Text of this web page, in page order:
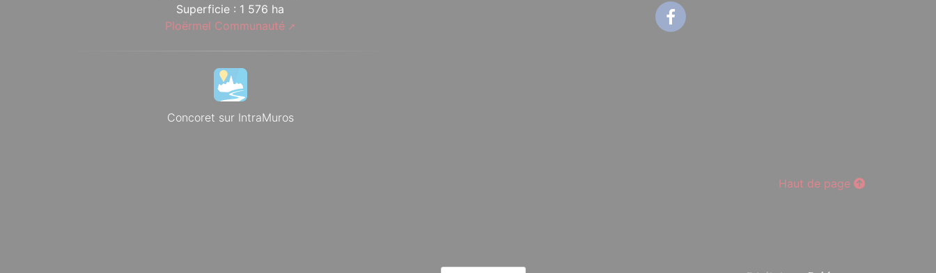
Superficie : 1 576 ha
Ploërmel Communauté
Concoret sur IntraMuros
Haut de page